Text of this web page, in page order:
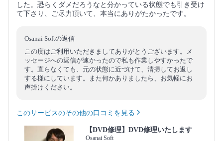
した。恐らくダメだろうなと分かっている状態でも引き受け
て下さり、ご尽力頂いて、本当にありがたかったです。
Osanai Softの返信
この度はご利用いただきましてありがとうございます。メ
ッセージへの返信が速かったので私も作業しやすかったで
す。直らなくても、元の状態に近づけて、清掃してお返し
する様にしています。また何かありましたら、お気軽にお
声掛けください。
このサービスのその他の口コミを見る
【DVD修理】DVD修理いたします
Osanai Soft